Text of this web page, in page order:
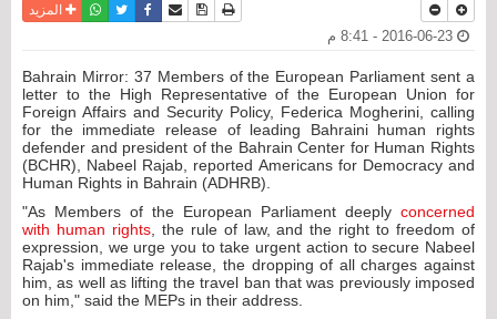
نسخة للطباعة
حفظ الموضوع
أرسل الى صديق
فيسبوكتويترواتسابالمزيد
Bahrain Mirror: 37 Members of the European Parliament sent a
letter to the High Representative of the European Union for
Foreign Affairs and Security Policy, Federica Mogherini, calling
for the immediate release of leading Bahraini human rights
defender and president of the Bahrain Center for Human Rights
(BCHR), Nabeel Rajab, reported Americans for Democracy and
Human Rights in Bahrain (ADHRB).
"As Members of the European Parliament deeply concerned
with human rights, the rule of law, and the right to freedom of
expression, we urge you to take urgent action to secure Nabeel
Rajab's immediate release, the dropping of all charges against
him, as well as lifting the travel ban that was previously imposed
on him," said the MEPs in their address.